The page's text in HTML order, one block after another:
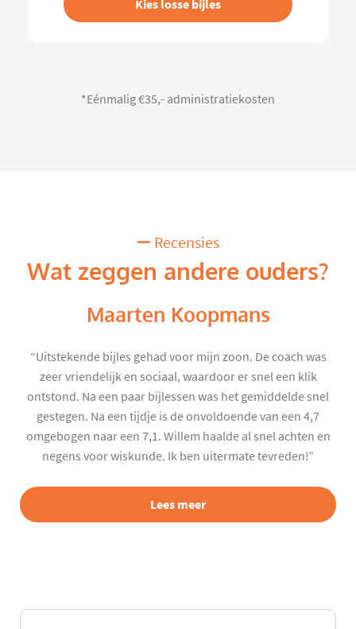
Kies losse bijles
*Eénmalig €35,- administratiekosten
Recensies
Wat zeggen andere ouders?
Maarten Koopmans
“Uitstekende bijles gehad voor mijn zoon. De coach was
zeer vriendelijk en sociaal, waardoor er snel een klik
ontstond. Na een paar bijlessen was het gemiddelde snel
gestegen. Na een tijdje is de onvoldoende van een 4,7
omgebogen naar een 7,1. Willem haalde al snel achten en
negens voor wiskunde. Ik ben uitermate tevreden!”
Lees meer